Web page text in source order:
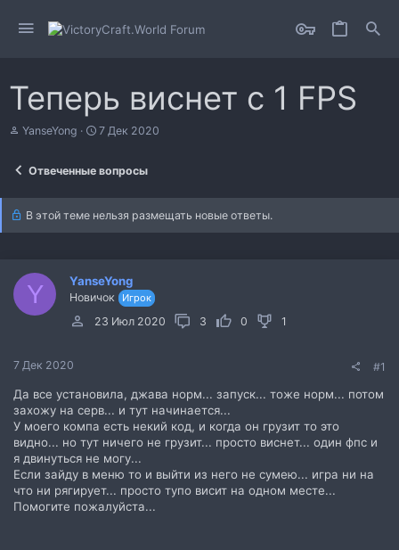
Теперь виснет с 1 FPS
А
е
м
YanseYong
Д
а
ч
а
7 Дек 2020
Отвеченные вопросы
В этой теме нельзя размещать новые ответы.
Y YanseYong
Новичок Игрок
23 Июл 2020 3 0 1
7 Дек 2020 #1
Да все установила, джава норм... запуск... тоже норм... потом
захожу на серв... и тут начинается...
У моего компа есть некий код, и когда он грузит то это
видно... но тут ничего не грузит... просто виснет... один фпс и
я двинуться не могу...
Если зайду в меню то и выйти из него не сумею... игра ни на
что ни рягирует... просто тупо висит на одном месте...
Помогите пожалуйста...